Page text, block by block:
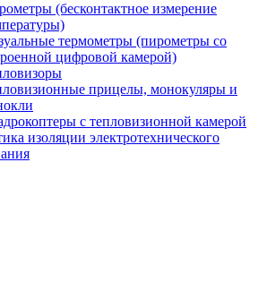
(бесконтактное измерение
термометры (пирометры со
цифровой камерой)
прицелы, монокуляры и
с тепловизионной камерой
изоляции электротехнического